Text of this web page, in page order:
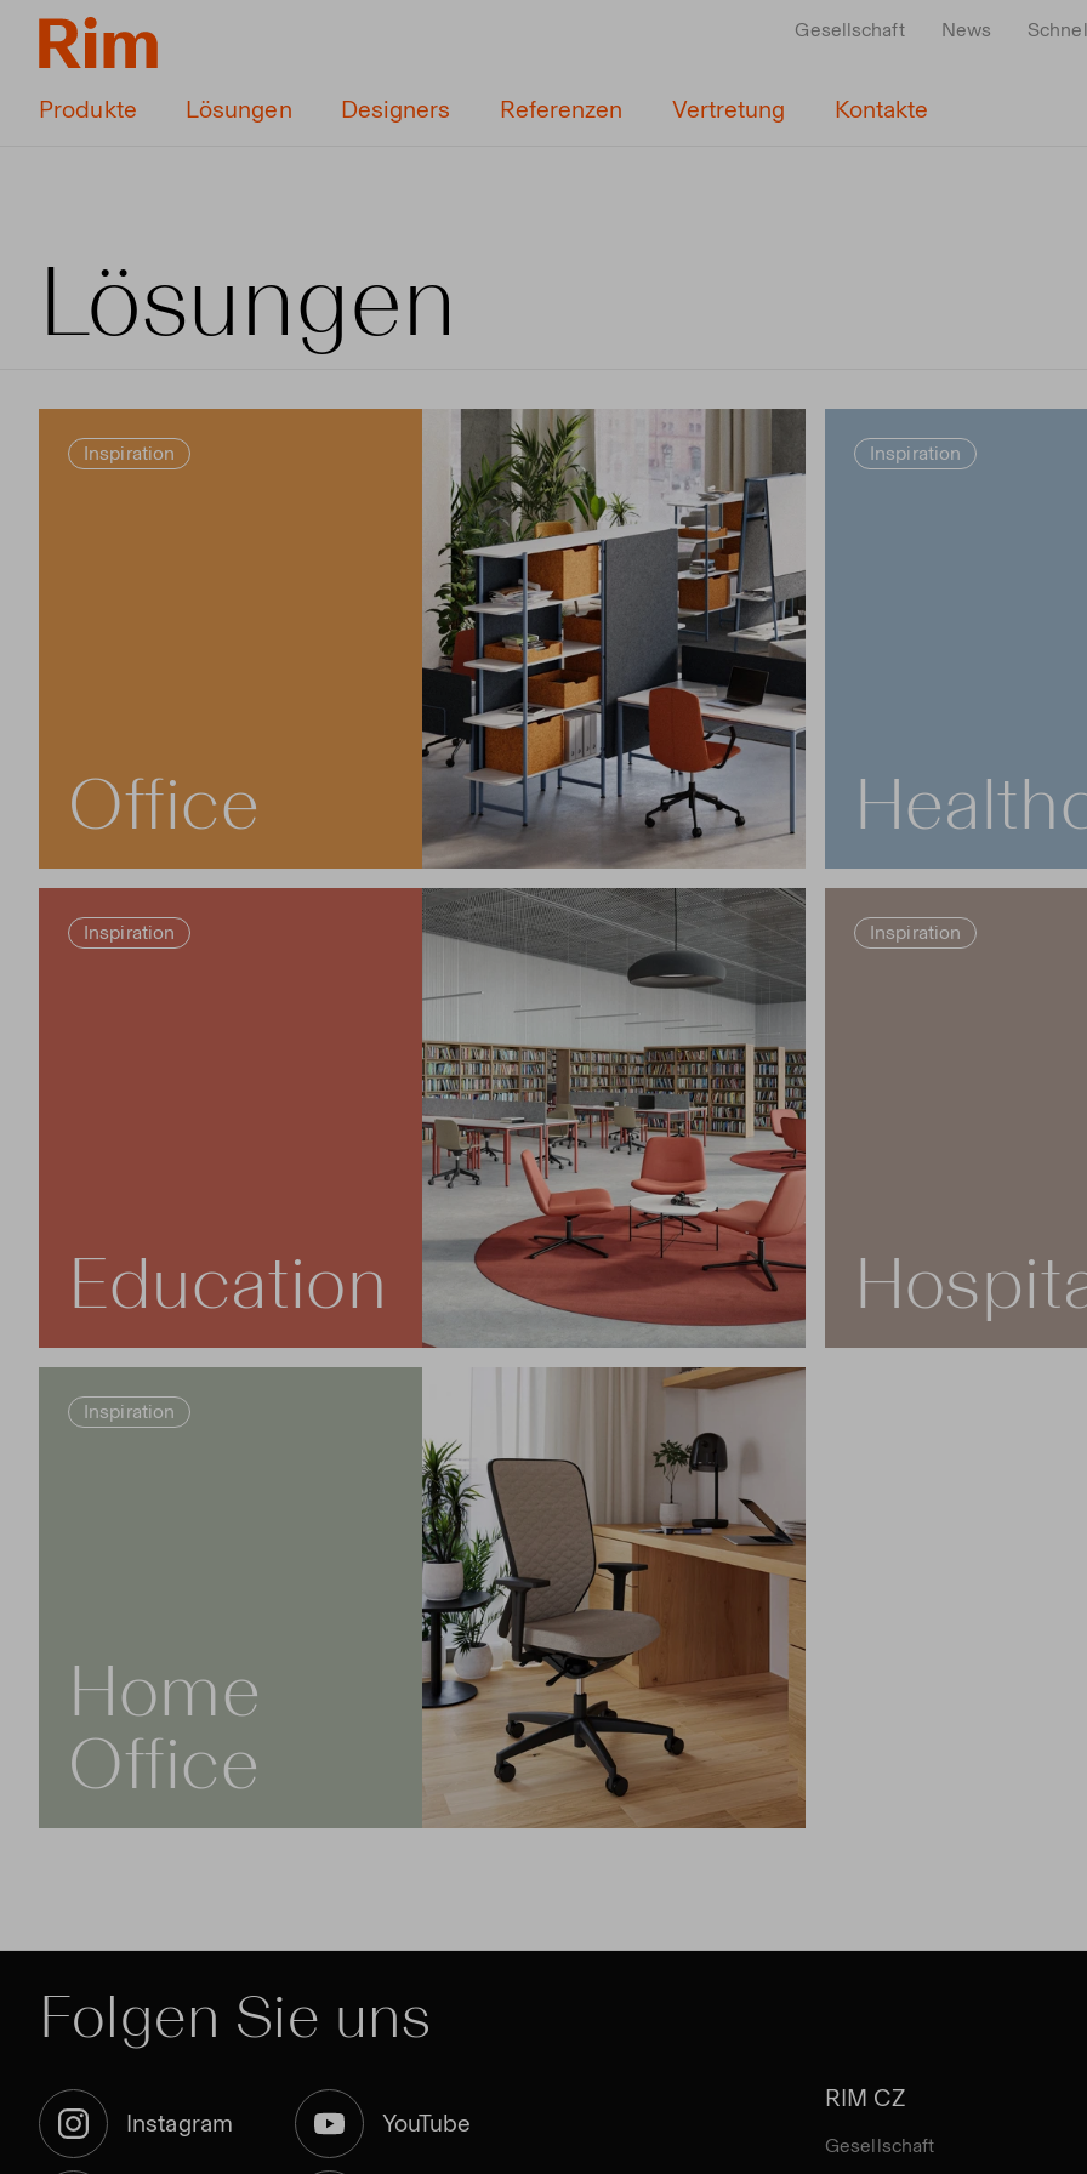
Gesellschaft News
Produkte Lösungen Designers Referenzen Vertretung Kontakte
Lösungen
Inspiration
Office
Inspiration
Inspiration
Education
Inspiration
Inspiration
Home
Office
Folgen Sie uns
Instagram YouTube
RIM CZ
Gesellschaft